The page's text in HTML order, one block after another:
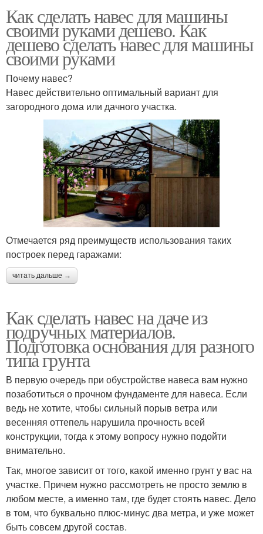
Как сделать навес для машины
своими руками дешево. Как
дешево сделать навес для машины
своими руками
Почему навес?
Навес действительно оптимальный вариант для
загородного дома или дачного участка.
Отмечается ряд преимуществ использования таких
построек перед гаражами:
читать дальше →
Как сделать навес на даче из
подручных материалов.
Подготовка основания для разного
типа грунта
В первую очередь при обустройстве навеса вам нужно
позаботиться о прочном фундаменте для навеса. Если
ведь не хотите, чтобы сильный порыв ветра или
весенняя оттепель нарушила прочность всей
конструкции, тогда к этому вопросу нужно подойти
внимательно.
Так, многое зависит от того, какой именно грунт у вас на
участке. Причем нужно рассмотреть не просто землю в
любом месте, а именно там, где будет стоять навес. Дело
в том, что буквально плюс-минус два метра, и уже может
быть совсем другой состав.